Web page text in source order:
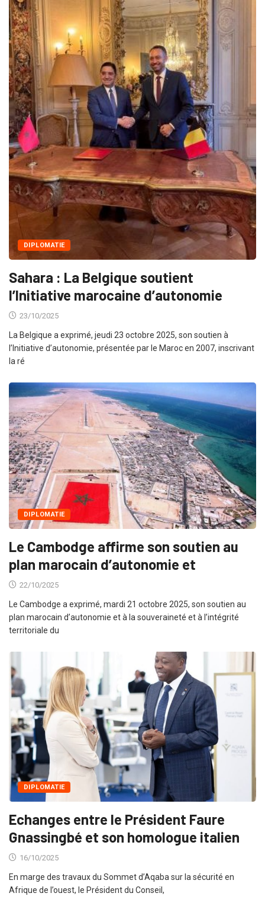
DIPLOMATIE
Sahara : La Belgique soutient
l’Initiative marocaine d’autonomie
23/10/2025
La Belgique a exprimé, jeudi 23 octobre 2025, son soutien à
l’Initiative d’autonomie, présentée par le Maroc en 2007, inscrivant
la ré
DIPLOMATIE
Le Cambodge affirme son soutien au
plan marocain d’autonomie et
22/10/2025
Le Cambodge a exprimé, mardi 21 octobre 2025, son soutien au
plan marocain d’autonomie et à la souveraineté et à l’intégrité
territoriale du
DIPLOMATIE
Echanges entre le Président Faure
Gnassingbé et son homologue italien
16/10/2025
En marge des travaux du Sommet d’Aqaba sur la sécurité en
Afrique de l’ouest, le Président du Conseil,